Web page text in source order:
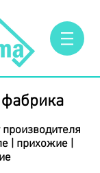
| прихожие |